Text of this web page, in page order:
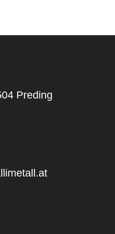
Preding